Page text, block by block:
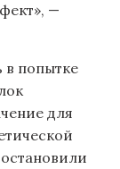
—
в попытке
для